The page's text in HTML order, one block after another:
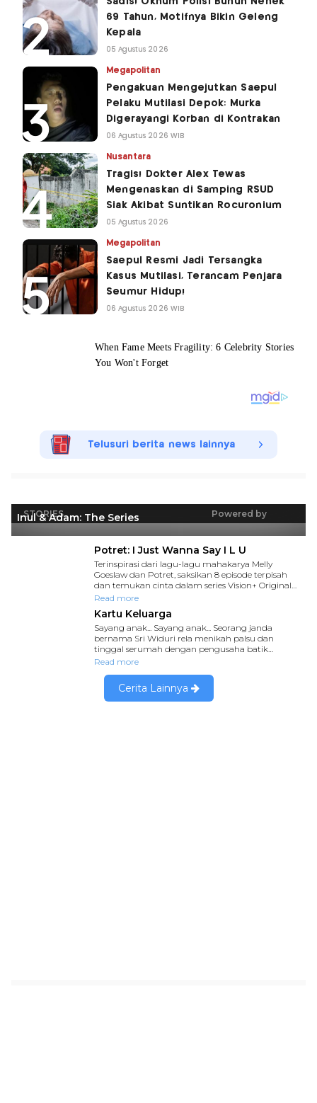
69 Tahun, Motifnya Bikin Geleng
Kepala
05 Agustus 2026
Megapolitan
Pengakuan Mengejutkan Saepul
Pelaku Mutilasi Depok: Murka
Digerayangi Korban di Kontrakan
06 Agustus 2026 WIB
Nusantara
Tragis! Dokter Alex Tewas
Mengenaskan di Samping RSUD
Siak Akibat Suntikan Rocuronium
05 Agustus 2026
Megapolitan
Saepul Resmi Jadi Tersangka
Kasus Mutilasi, Terancam Penjara
Seumur Hidup!
06 Agustus 2026 WIB
Telusuri berita news lainnya